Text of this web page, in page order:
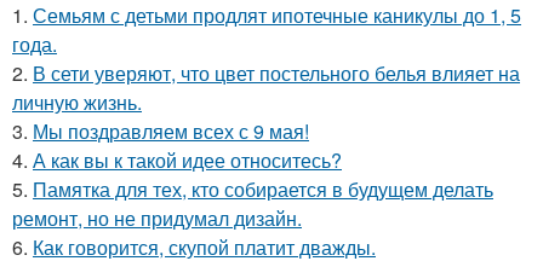
1. Семьям с детьми продлят ипотечные каникулы до 1, 5
года.
2. В сети уверяют, что цвет постельного белья влияет на
личную жизнь.
3. Мы поздравляем всех с 9 мая!
4. А как вы к такой идее относитесь?
5. Памятка для тех, кто собирается в будущем делать
ремонт, но не придумал дизайн.
6. Как говорится, скупой платит дважды.